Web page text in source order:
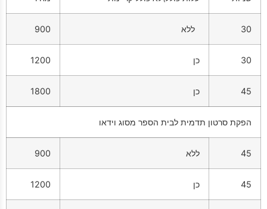
30 ללא 900
30 כן 1200
45 כן 1800
הפקת סרטון תדמית לבית הספר מסוג וידאו
45 ללא 900
45 כן 1200